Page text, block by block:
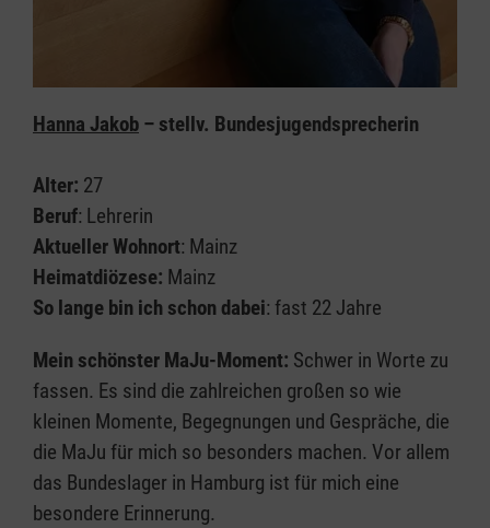
Hanna Jakob – stellv. Bundesjugendsprecherin
Alter: 27
Beruf: Lehrerin
Aktueller Wohnort: Mainz
Heimatdiözese: Mainz
So lange bin ich schon dabei: fast 22 Jahre
Mein schönster MaJu-Moment: Schwer in Worte zu
fassen. Es sind die zahlreichen großen so wie
kleinen Momente, Begegnungen und Gespräche, die
die MaJu für mich so besonders machen. Vor allem
das Bundeslager in Hamburg ist für mich eine
besondere Erinnerung.